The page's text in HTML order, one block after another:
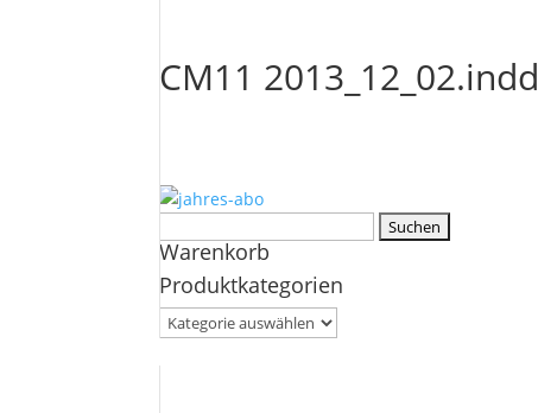
CM11 2013_12_02.indd
nach:
Warenkorb
Produktkategorien